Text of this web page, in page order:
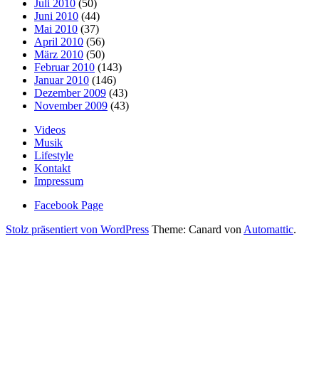
Juli 2010 (50)
Juni 2010 (44)
Mai 2010 (37)
April 2010 (56)
März 2010 (50)
Februar 2010 (143)
Januar 2010 (146)
Dezember 2009 (43)
November 2009 (43)
Videos
Musik
Lifestyle
Kontakt
Impressum
Facebook Page
Stolz präsentiert von WordPress Theme: Canard von Automattic.